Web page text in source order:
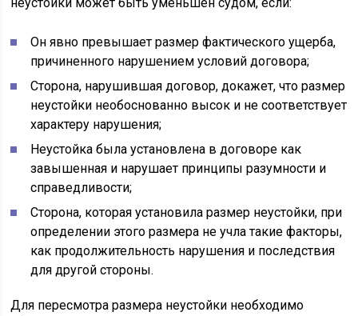
Он явно превышает размер фактического ущерба,
причиненного нарушением условий договора;
Сторона, нарушившая договор, докажет, что размер
неустойки необоснованно высок и не соответствует
характеру нарушения;
Неустойка была установлена в договоре как
завышенная и нарушает принципы разумности и
справедливости;
Сторона, которая установила размер неустойки, при
определении этого размера не учла такие факторы,
как продолжительность нарушения и последствия
для другой стороны.
Для пересмотра размера неустойки необходимо